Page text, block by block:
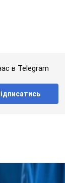
назвала
про його